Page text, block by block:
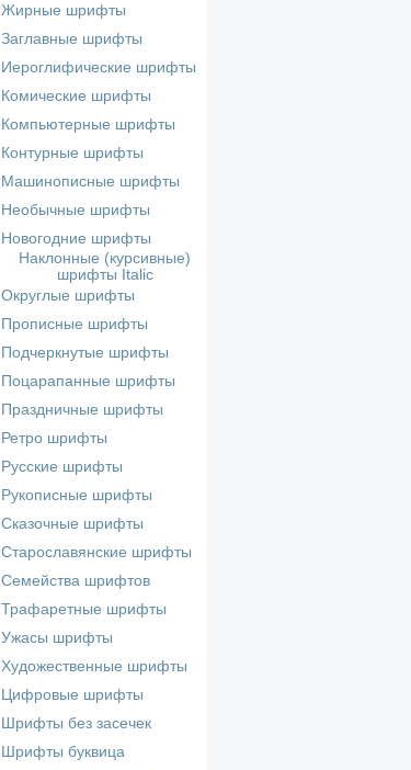
Жирные шрифты
Заглавные шрифты
Иероглифические шрифты
Комические шрифты
Компьютерные шрифты
Контурные шрифты
Машинописные шрифты
Необычные шрифты
Новогодние шрифты
Наклонные (курсивные)
шрифты Italic
Округлые шрифты
Прописные шрифты
Подчеркнутые шрифты
Поцарапанные шрифты
Праздничные шрифты
Ретро шрифты
Русские шрифты
Рукописные шрифты
Сказочные шрифты
Старославянские шрифты
Семейства шрифтов
Трафаретные шрифты
Ужасы шрифты
Художественные шрифты
Цифровые шрифты
Шрифты без засечек
Шрифты буквица